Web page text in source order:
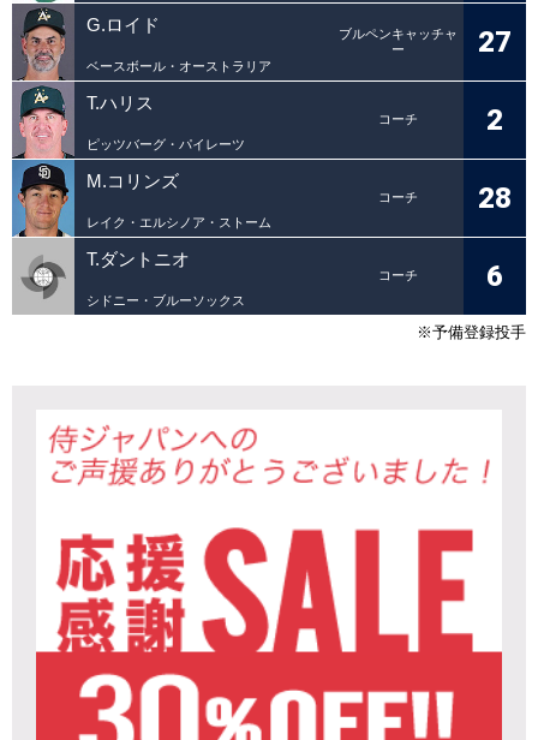
G.ロイド
ブルペンキャッチャ
ー
ベースボール・オーストラリア
27
T.ハリス
コーチ
ピッツバーグ・パイレーツ
2
M.コリンズ
コーチ
レイク・エルシノア・ストーム
28
T.ダントニオ
コーチ
シドニー・ブルーソックス
6
※予備登録投手